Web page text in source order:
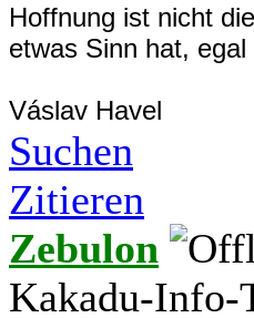
Hoffnung ist nicht
etwas Sinn hat,
Váslav Havel
Suchen
Zitieren
Zebulon
Kakadu-Info-